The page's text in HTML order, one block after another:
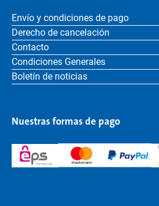
Envío y condiciones de pago
Derecho de cancelación
Contacto
Condiciones Generales
Boletín de noticias
Nuestras formas de pago